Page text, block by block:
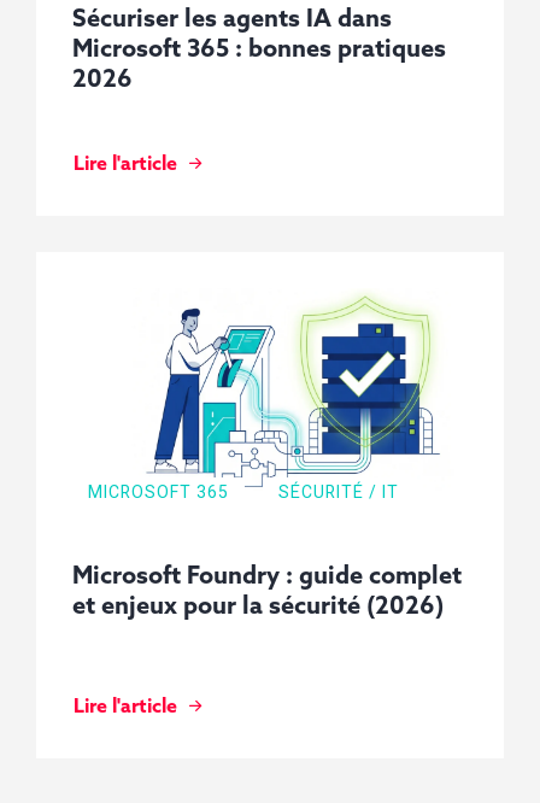
Sécuriser les agents IA dans
Microsoft 365 : bonnes pratiques
2026
Lire l'article
MICROSOFT 365 SÉCURITÉ / IT
Microsoft Foundry : guide complet
et enjeux pour la sécurité (2026)
Lire l'article